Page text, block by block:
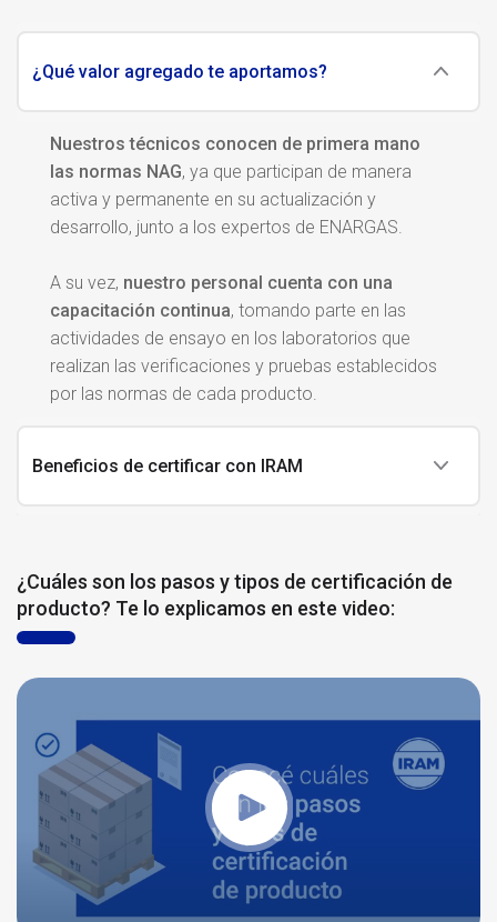
¿Qué valor agregado te aportamos?
Nuestros técnicos conocen de primera mano
las normas NAG, ya que participan de manera
activa y permanente en su actualización y
desarrollo, junto a los expertos de ENARGAS.
A su vez, nuestro personal cuenta con una
capacitación continua, tomando parte en las
actividades de ensayo en los laboratorios que
realizan las verificaciones y pruebas establecidos
por las normas de cada producto.
Beneficios de certificar con IRAM
¿Cuáles son los pasos y tipos de certificación de
producto? Te lo explicamos en este video: